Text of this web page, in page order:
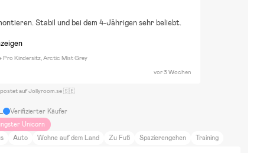
Stabil und bei dem 4-Jährigen sehr beliebt.
Pro Kindersitz, Arctic Mist Grey
vor 3 Wochen
auf Jollyroom.se 🇸🇪
Verifizierter Käufer
Unicorn
Auto Wohne auf dem Land Zu Fuß Spazierengehen
Training